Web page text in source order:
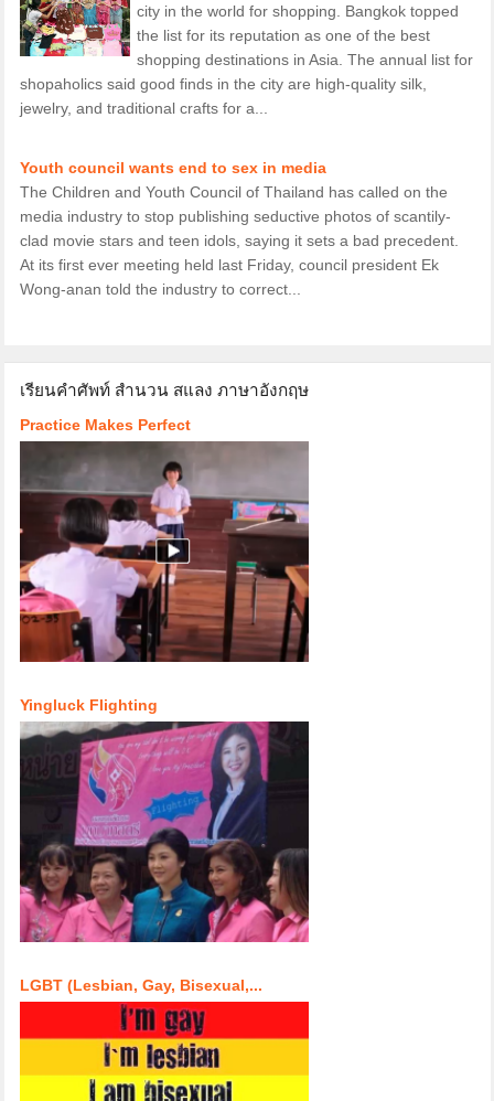
city in the world for shopping. Bangkok topped
the list for its reputation as one of the best
shopping destinations in Asia. The annual list for
shopaholics said good finds in the city are high-quality silk,
jewelry, and traditional crafts for a...
Youth council wants end to sex in media
The Children and Youth Council of Thailand has called on the
media industry to stop publishing seductive photos of scantily-
clad movie stars and teen idols, saying it sets a bad precedent.
At its first ever meeting held last Friday, council president Ek
Wong-anan told the industry to correct...
เรียนคำศัพท์ สำนวน สแลง ภาษาอังกฤษ
Practice Makes Perfect
Yingluck Flighting
LGBT (Lesbian, Gay, Bisexual,...